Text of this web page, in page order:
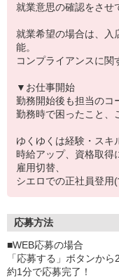
就業意思の確認をさせ
就業希望の場合は、入
能。
コンプライアンスに関
▼お仕事開始
勤務開始後も担当のコ
勤務時で困ったこと、
ゆくゆくは経験・スキ
時給アップ、資格取得
雇用切替、
シエロでの正社員登用
応募方法
■WEB応募の場合
「応募する」ボタンから
約1分で応募完了！